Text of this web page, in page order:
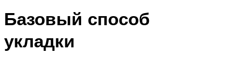
Базовый способ
укладки